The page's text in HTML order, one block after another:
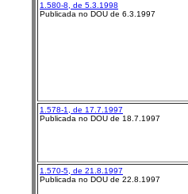
1.580-8, de 5.3.1998
Publicada no DOU de 6.3.1997
1.578-1, de 17.7.1997
Publicada no DOU de 18.7.1997
1.570-5, de 21.8.1997
Publicada no DOU de 22.8.1997